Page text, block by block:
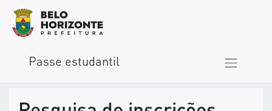
Passe estudantil